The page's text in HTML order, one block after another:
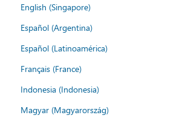
English (Singapore)
Español (Argentina)
Español (Latinoamérica)
Français (France)
Indonesia (Indonesia)
Magyar (Magyarország)